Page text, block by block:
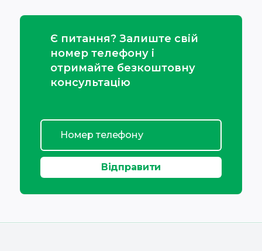
Є питання? Залиште свій
номер телефону і
отримайте безкоштовну
консультацію